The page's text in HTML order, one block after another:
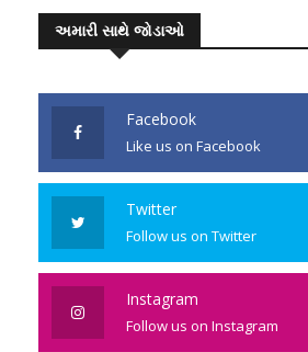
અમારી સાથે જોડાઓ
Facebook
Like us on Facebook
Twitter
Follow us on Twitter
Instagram
Follow us on Instagram